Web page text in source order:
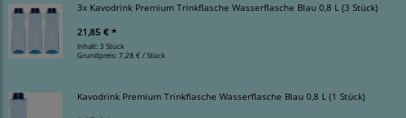
3x Kavodrink Premium Trinkflasche Wasserflasche Blau 0,8 L (3 Stück)
21,85 € *
Inhalt: 3 Stück
Grundpreis:7,28 € / Stück
Kavodrink Premium Trinkflasche Wasserflasche Blau 0,8 L (1 Stück)